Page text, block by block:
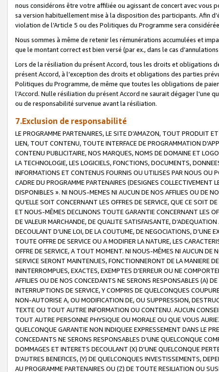
nous considérons être votre affiliée ou agissant de concert avec vous
sa version habituellement mise à la disposition des participants. Afin
violation de l’Article 5 ou des Politiques du Programme sera
Nous sommes à même de retenir les rémunérations accumulées et
que le montant correct est bien versé (par ex., dans le cas
Lors de la résiliation du présent Accord, tous les droits et obligations
présent Accord, à l’exception des droits et obligations des parties
Politiques du Programme, de même que toutes les obligations de
l’Accord. Nulle résiliation du présent Accord ne saurait dégager l'une
ou de responsabilité survenue avant la résiliation.
7.Exclusion de responsabilité
LE PROGRAMME PARTENAIRES, LE SITE D’AMAZON, TOUT PRODUIT
LIEN, TOUT CONTENU, TOUTE INTERFACE DE PROGRAMMATION
CONTENU PUBLICITAIRE, NOS MARQUES, NOMS DE DOMAINE ET
LA TECHNOLOGIE, LES LOGICIELS, FONCTIONS, DOCUMENTS,
INFORMATIONS ET CONTENUS FOURNIS OU UTILISES PAR NOUS OU
CADRE DU PROGRAMME PARTENAIRES (DESIGNES COLLECTIVEMENT
DISPONIBLES ». NI NOUS-MEMES NI AUCUN DE NOS AFFILIES OU DE
QU’ELLE SOIT CONCERNANT LES OFFRES DE SERVICE, QUE CE SOIT
ET NOUS-MÊMES DECLINONS TOUTE GARANTIE CONCERNANT LES
DE VALEUR MARCHANDE, DE QUALITE SATISFAISANTE,
DECOULANT D’UNE LOI, DE LA COUTUME, DE NEGOCIATIONS, D’UNE
TOUTE OFFRE DE SERVICE OU A MODIFIER LA NATURE, LES
OFFRE DE SERVICE, A TOUT MOMENT. NI NOUS-MÊMES NI AUCUN DE
SERVICE SERONT MAINTENUES, FONCTIONNERONT DE LA MANIERE
ININTERROMPUES, EXACTES, EXEMPTES D’ERREUR OU NE
AFFILIES OU DE NOS CONCEDANTS NE SERONS RESPONSABLES (A)
INTERRUPTIONS DE SERVICE, Y COMPRIS DE QUELCONQUES
NON-AUTORISE A, OU MODIFICATION DE, OU SUPPRESSION,
TEXTE OU TOUT AUTRE INFORMATION OU CONTENU. AUCUN
TOUT AUTRE PERSONNE PHYSIQUE OU MORALE OU QUE VOUS
QUELCONQUE GARANTIE NON INDIQUEE EXPRESSEMENT DANS LE
CONCEDANTS NE SERONS RESPONSABLES D’UNE QUELCONQUE
DOMMAGES ET INTERETS DECOULANT (X) D'UNE QUELCONQUE
D'AUTRES BENEFICES, (Y) DE QUELCONQUES INVESTISSEMENTS,
AU PROGRAMME PARTENAIRES OU (Z) DE TOUTE RESILIATION OU